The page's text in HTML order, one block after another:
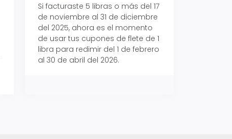
Si facturaste 5 libras o más del 17
de noviembre al 31 de diciembre
del 2025, ahora es el momento
de usar tus cupones de flete de 1
libra para redimir del 1 de febrero
al 30 de abril del 2026.